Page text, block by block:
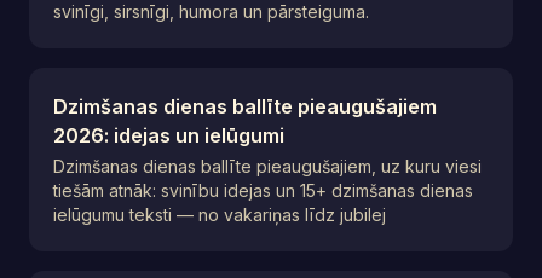
svinīgi, sirsnīgi, humora un pārsteiguma.
Dzimšanas dienas ballīte pieaugušajiem
2026: idejas un ielūgumi
Dzimšanas dienas ballīte pieaugušajiem, uz kuru viesi
tiešām atnāk: svinību idejas un 15+ dzimšanas dienas
ielūgumu teksti — no vakariņas līdz jubilej